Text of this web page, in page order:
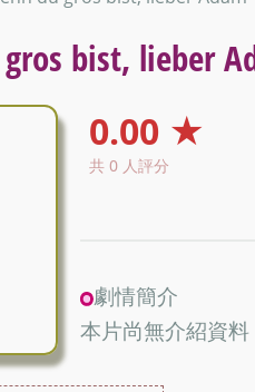
bist, lieber
0.00 ★
共 0 人評分
劇情簡介
本片尚無介紹資